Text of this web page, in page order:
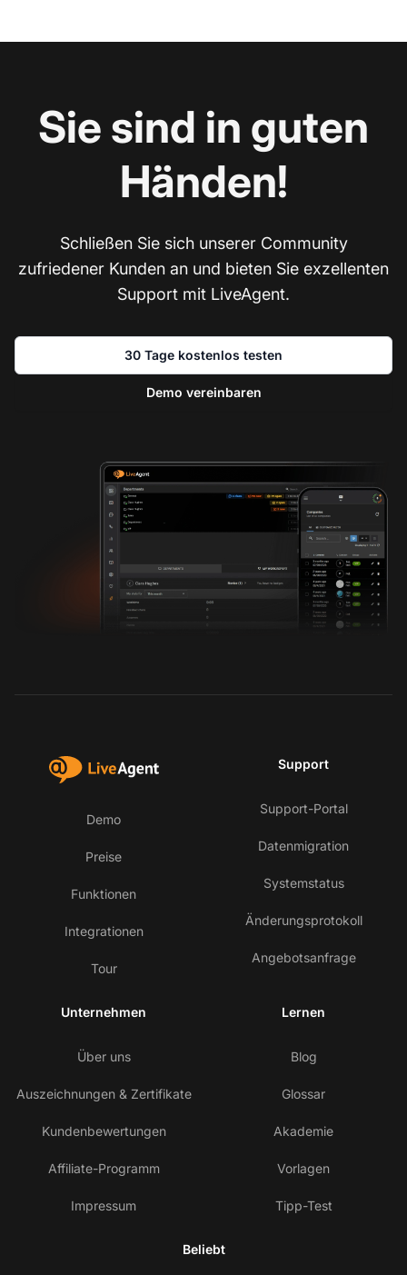
Sie sind in guten
Händen!
Schließen Sie sich unserer Community
zufriedener Kunden an und bieten Sie exzellenten
Support mit LiveAgent.
30 Tage kostenlos testen
Demo vereinbaren
Demo
Preise
Funktionen
Integrationen
Tour
Support
Support-Portal
Datenmigration
Systemstatus
Änderungsprotokoll
Angebotsanfrage
Unternehmen
Über uns
Auszeichnungen & Zertifikate
Kundenbewertungen
Affiliate-Programm
Impressum
Lernen
Blog
Glossar
Akademie
Vorlagen
Tipp-Test
Beliebt